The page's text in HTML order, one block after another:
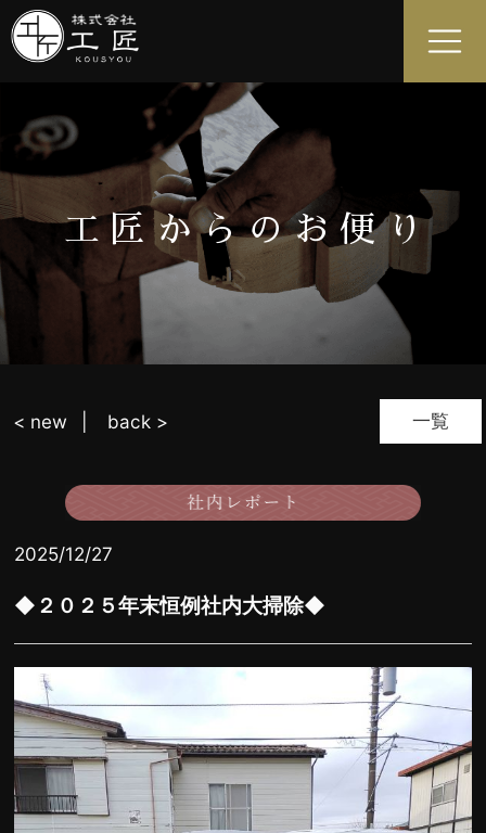
工匠からのお便り
一覧
< new back >
2025/12/27
◆２０２５年末恒例社内大掃除◆